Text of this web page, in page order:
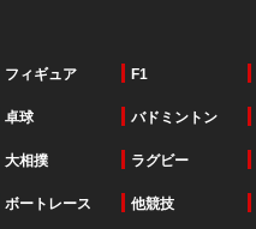
フィギュア F1
卓球 バドミントン
大相撲 ラグビー
ボートレース 他競技